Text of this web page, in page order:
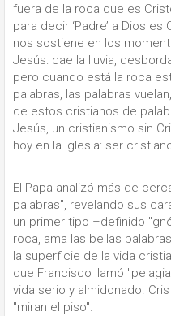
fuera de la roca que es
para decir ‘Padre’ a Dios
nos sostiene en los
Jesús: cae la lluvia,
pero cuando está la roca
palabras, las palabras
de estos cristianos de
Jesús, un cristianismo sin
hoy en la Iglesia: ser
El Papa analizó más de
palabras", revelando sus
un primer tipo –definido
roca, ama las bellas
la superficie de la vida
que Francisco llamó
vida serio y almidonado.
"miran el piso".